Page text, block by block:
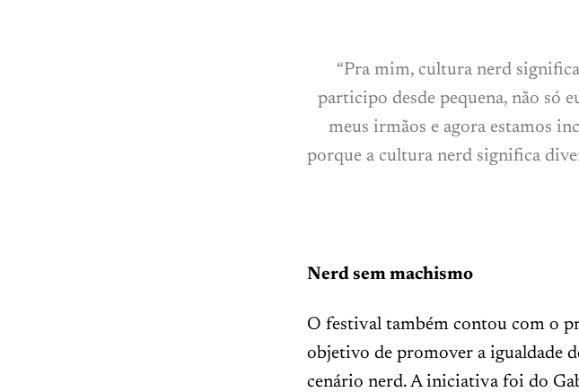
“Pra mim, cultura nerd
participo desde pequena, não só
meus irmãos e agora estamos
porque a cultura nerd significa
Nerd sem machismo
O festival também contou com o
objetivo de promover a igualdade
cenário nerd. A iniciativa foi do